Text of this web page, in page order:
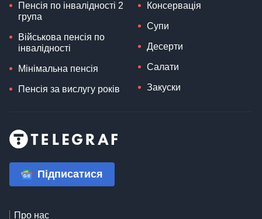
Пенсія по інвалідності 2
група
Військова пенсія по
інвалідності
Мінімальна пенсія
Пенсія за вислугу років
Консервація
Супи
Десерти
Салати
Закуски
Підписатися
Про нас